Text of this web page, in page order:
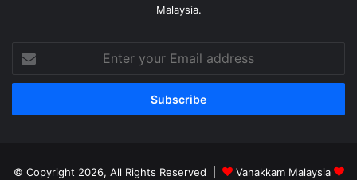
Malaysia.
your
Email
© Copyright 2026, All Rights Reserved | Vanakkam Malaysia